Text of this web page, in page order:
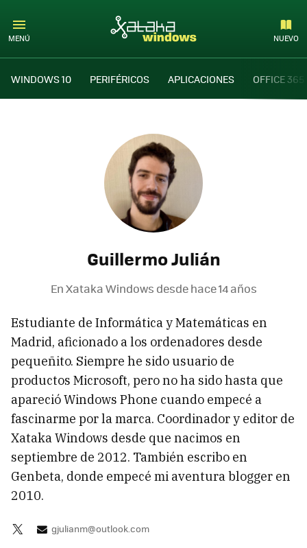
MENÚ NUEVO
WINDOWS 10 PERIFÉRICOS APLICACIONES OFFICE 365
Guillermo Julián
En Xataka Windows desdehace 14 años
Estudiante de Informática y Matemáticas en
Madrid, aficionado a los ordenadores desde
pequeñito. Siempre he sido usuario de
productos Microsoft, pero no ha sido hasta que
apareció Windows Phone cuando empecé a
fascinarme por la marca. Coordinador y editor de
Xataka Windows desde que nacimos en
septiembre de 2012. También escribo en
Genbeta, donde empecé mi aventura blogger en
2010.
gjulianm@outlook.com